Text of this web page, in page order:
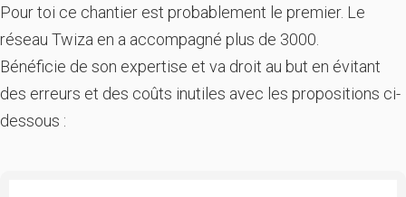
Pour toi ce chantier est probablement le premier. Le
réseau Twiza en a accompagné plus de 3000.
Bénéficie de son expertise et va droit au but en évitant
des erreurs et des coûts inutiles avec les propositions ci-
dessous :